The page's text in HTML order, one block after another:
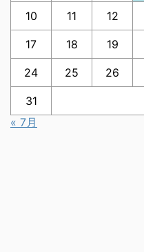
10 11 12
17 18 19
24 25 26
31
« 7月